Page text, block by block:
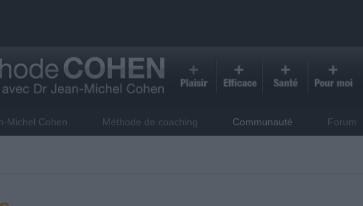
Michel Cohen Méthode de coaching Communauté Forum